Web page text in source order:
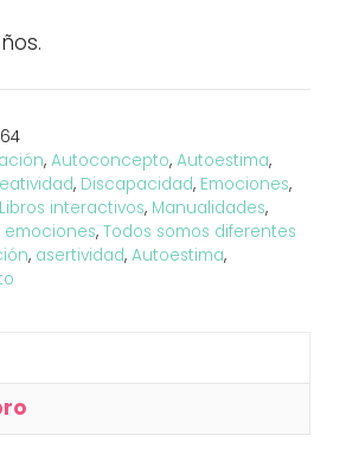
de
cantidad
, Autoconcepto, Autoestima,
, Discapacidad, Emociones,
Libros interactivos, Manualidades,
emociones, Todos somos diferentes
, asertividad, Autoestima,